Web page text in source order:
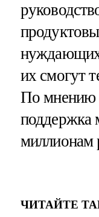
их смогут
По мнению
поддержка
миллионам
ЧИТАЙТЕ